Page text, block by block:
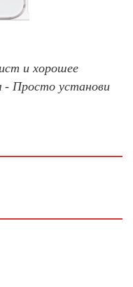
и хорошее
- Просто установи